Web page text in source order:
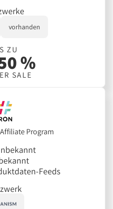
vorhanden
ZU
%
SALE
Program
Feeds